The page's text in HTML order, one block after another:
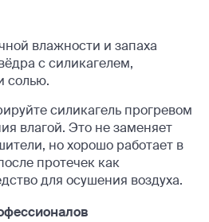
влажности и запаха
с силикагелем,
солью.
силикагель прогревом
влагой. Это не заменяет
но хорошо работает в
протечек как
для осушения воздуха.